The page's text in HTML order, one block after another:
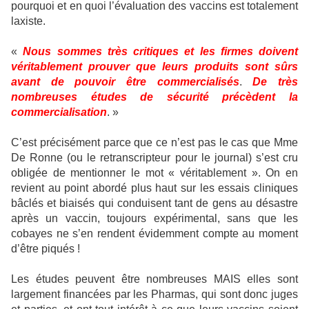
pourquoi et en quoi l’évaluation des vaccins est totalement
laxiste.
«Nous sommes très critiques et les firmes doivent
véritablement prouver que leurs produits sont sûrs
avant de pouvoir être commercialisés.De très
nombreuses études de sécurité précèdent la
commercialisation. »
C’est précisément parce que ce n’est pas le cas que Mme
De Ronne (ou le retranscripteur pour le journal) s’est cru
obligée de mentionner le mot « véritablement ». On en
revient au point abordé plus haut sur les essais cliniques
bâclés et biaisés qui conduisent tant de gens au désastre
après un vaccin, toujours expérimental, sans que les
cobayes ne s’en rendent évidemment compte au moment
d’être piqués !
Les études peuvent être nombreuses MAIS elles sont
largement financées par les Pharmas, qui sont donc juges